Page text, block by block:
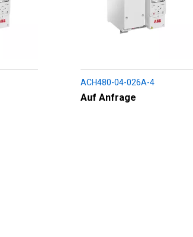
ACH480-04-026A-4
Auf Anfrage